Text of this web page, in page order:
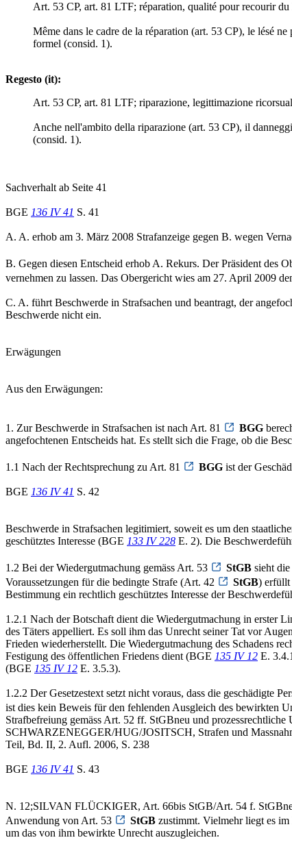
Art. 53 CP, art. 81 LTF; réparation, qualité pour recourir du
Même dans le cadre de la réparation (art. 53 CP), le lésé
formel (consid. 1).
Regesto (it):
Art. 53 CP, art. 81 LTF; riparazione, legittimazione
Anche nell'ambito della riparazione (art. 53 CP), il
(consid. 1).
Sachverhalt ab Seite 41
BGE 136 IV 41 S. 41
A. A. erhob am 3. März 2008 Strafanzeige gegen B. wegen
B. Gegen diesen Entscheid erhob A. Rekurs. Der Präsident des
vernehmen zu lassen. Das Obergericht wies am 27. April 2009
C. A. führt Beschwerde in Strafsachen und beantragt, der
Beschwerde nicht ein.
Erwägungen
Aus den Erwägungen:
1. Zur Beschwerde in Strafsachen ist nach Art. 81 BGG
angefochtenen Entscheids hat. Es stellt sich die Frage, ob die
1.1 Nach der Rechtsprechung zu Art. 81 BGG ist der
BGE 136 IV 41 S. 42
Beschwerde in Strafsachen legitimiert, soweit es um den
geschütztes Interesse (BGE 133 IV 228 E. 2). Die
1.2 Bei der Wiedergutmachung gemäss Art. 53 StGB sieht
Voraussetzungen für die bedingte Strafe (Art. 42
StGB) erfüllt
Bestimmung ein rechtlich geschütztes Interesse der
1.2.1 Nach der Botschaft dient die Wiedergutmachung in erster
des Täters appelliert. Es soll ihm das Unrecht seiner Tat vor
Frieden wiederherstellt. Die Wiedergutmachung des Schadens
Festigung des öffentlichen Friedens dient (BGE 135 IV 12 E.
(BGE 135 IV 12 E. 3.5.3).
1.2.2 Der Gesetzestext setzt nicht voraus, dass die geschädigte
ist dies kein Beweis für den fehlenden Ausgleich des
Strafbefreiung gemäss Art. 52 ff. StGBneu und
SCHWARZENEGGER/HUG/JOSITSCH, Strafen und
Teil, Bd. II, 2. Aufl. 2006, S. 238
BGE 136 IV 41 S. 43
N. 12;SILVAN FLÜCKIGER, Art. 66bis StGB/Art. 54 f.
Anwendung von Art. 53
StGB zustimmt. Vielmehr liegt es im
um das von ihm bewirkte Unrecht auszugleichen.